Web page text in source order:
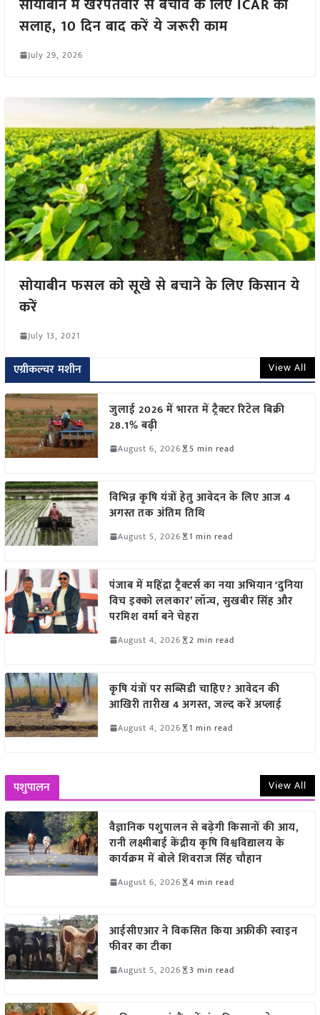
सलाह, 10 दिन बाद करें ये जरूरी काम
July 29, 2026
सोयाबीन फसल को सूखे से बचाने के लिए किसान ये
करें
July 13, 2021
एग्रीकल्चर मशीन View All
जुलाई 2026 में भारत में ट्रैक्टर रिटेल बिक्री
28.1% बढ़ी
August 6, 2026 5 min read
विभिन्न कृषि यंत्रों हेतु आवेदन के लिए आज 4
अगस्त तक अंतिम तिथि
August 5, 2026 1 min read
पंजाब में महिंद्रा ट्रैक्टर्स का नया अभियान ‘दुनिया
विच इक्को ललकार’ लॉन्च, सुखबीर सिंह और
परमिश वर्मा बने चेहरा
August 4, 2026 2 min read
कृषि यंत्रों पर सब्सिडी चाहिए? आवेदन की
आखिरी तारीख 4 अगस्त, जल्द करें अप्लाई
August 4, 2026 1 min read
पशुपालन View All
वैज्ञानिक पशुपालन से बढ़ेगी किसानों की आय,
रानी लक्ष्मीबाई केंद्रीय कृषि विश्वविद्यालय के
कार्यक्रम में बोले शिवराज सिंह चौहान
August 6, 2026 4 min read
आईसीएआर ने विकसित किया अफ्रीकी स्वाइन
फीवर का टीका
August 5, 2026 3 min read